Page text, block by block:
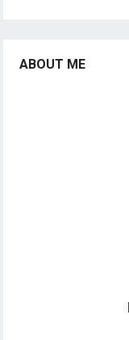
ABOUT ME